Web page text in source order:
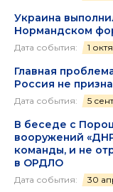
Украина
Нормандском
Дата события: 1
Главная
Россия не
Дата события: 5
В беседе с
вооружений
команды, и не
в ОРДЛО
Дата события: 30